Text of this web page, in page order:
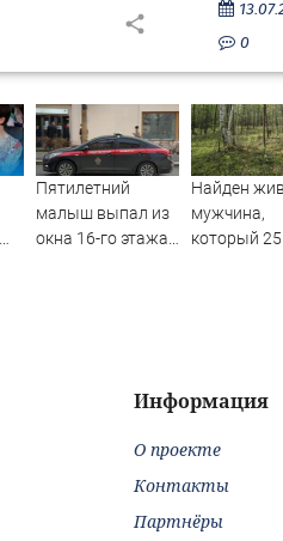
0
Пятилетний
малыш выпал из
окна 16-го этажа
Найден
мужчина,
который
Информация
О проекте
Контакты
Партнёры